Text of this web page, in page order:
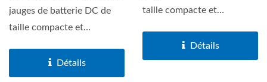
jauges de batterie DC de
taille compacte et
Détails
taille compacte et
Détails